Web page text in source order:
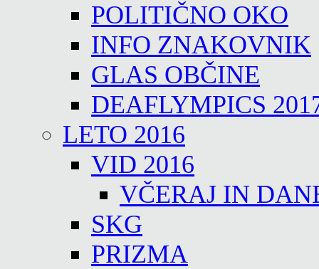
POLITIČNO OKO
INFO ZNAKOVNIK
GLAS OBČINE
DEAFLYMPICS
LETO 2016
VID 2016
VČERAJ IN
SKG
PRIZMA